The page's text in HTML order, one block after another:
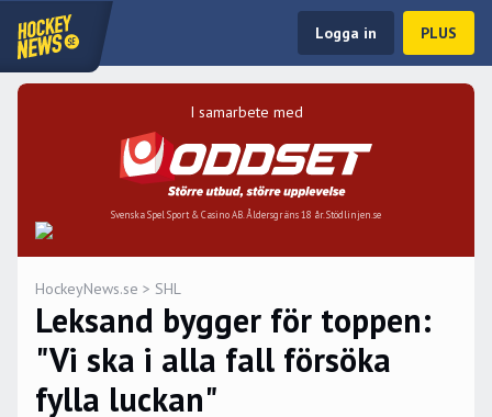
Logga in PLUS
I samarbete med
Svenska Spel Sport & Casino AB. Åldersgräns 18 år. Stödlinjen.se
HockeyNews.se > SHL
Leksand bygger för toppen:
"Vi ska i alla fall försöka
fylla luckan"